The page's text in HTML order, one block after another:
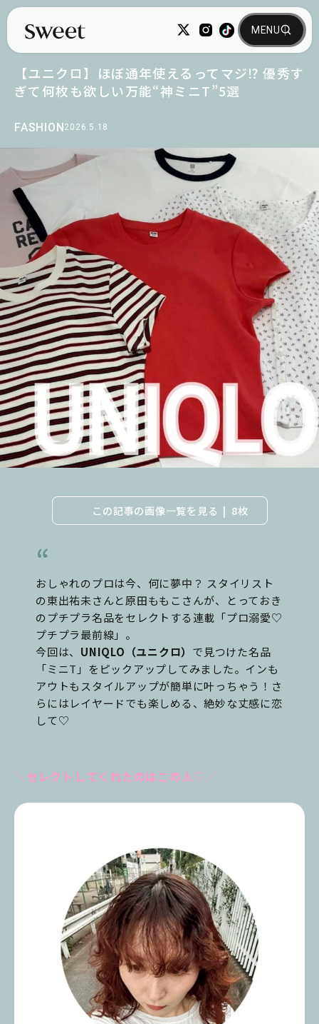
FASHION2026.5.18
【ユニクロ】ほぼ通年使えるってマジ⁉ 優秀す
ぎて何枚も欲しい万能“神ミニT”5選
この記事の画像一覧を見る 8枚
おしゃれのプロは今、何に夢中？ スタイリスト
の東出祐未さんと原田ももこさんが、とっておき
のプチプラ名品をセレクトする連載「プロ溺愛♡
プチプラ最前線」。
今回は、 UNIQLO（ユニクロ） で見つけた名品
「ミニT」をピックアップしてみました。インも
アウトもスタイルアップが簡単に叶っちゃう！さ
らにはレイヤードでも楽しめる、絶妙な丈感に恋
して♡
＼セレクトしてくれたのはこの人♡／